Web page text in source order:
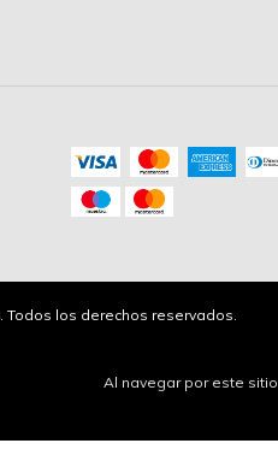
Al navegar por este sitio
Todos los derechos reservados.